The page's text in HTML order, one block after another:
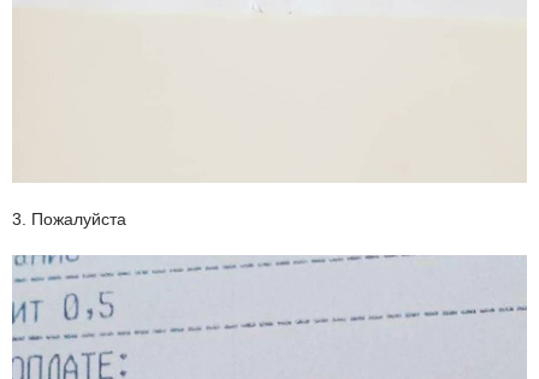
3. Пожалуйста